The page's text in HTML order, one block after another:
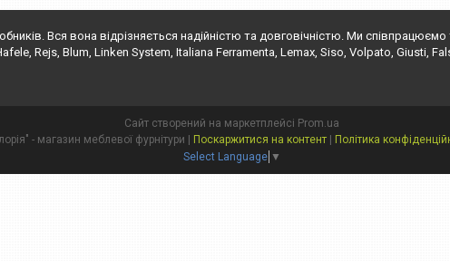
Вся вона відрізняється надійністю та довговічністю. Ми
Rejs, Blum, Linken System, Italiana Ferramenta, Lemax, Siso, Volpato, Giusti,
Сайт створений на маркетплейсі Prom.ua
Поскаржитися на контент
Політика
Select Language ▼